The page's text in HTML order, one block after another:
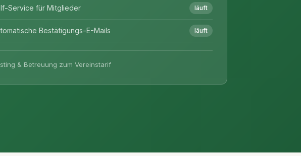
Service für Mitglieder läuft
Bestätigungs-E-Mails läuft
& Betreuung zum Vereinstarif